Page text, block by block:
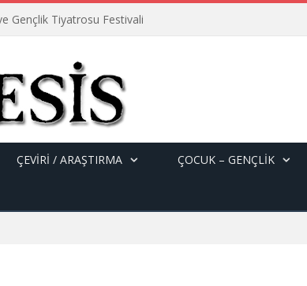
Gençlik Tiyatrosu Festivali
ÇEVİRİ / ARAŞTIRMA ÇOCUK – GENÇLIK